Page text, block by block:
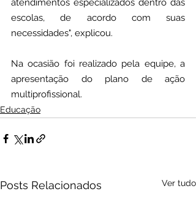
atendimentos especializados dentro das
escolas, de acordo com suas
necessidades", explicou.
Na ocasião foi realizado pela equipe, a
apresentação do plano de ação
multiprofissional.
Educação
Posts Relacionados Ver tudo